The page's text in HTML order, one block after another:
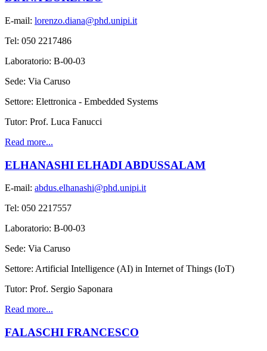
E-mail: lorenzo.diana@phd.unipi.it
Tel: 050 2217486
Laboratorio: B-00-03
Sede: Via Caruso
Settore: Elettronica - Embedded Systems
Tutor: Prof. Luca Fanucci
Read more...
ELHANASHI ELHADI ABDUSSALAM
E-mail: abdus.elhanashi@phd.unipi.it
Tel: 050 2217557
Laboratorio: B-00-03
Sede: Via Caruso
Settore: Artificial Intelligence (AI) in Internet of Things (IoT)
Tutor: Prof. Sergio Saponara
Read more...
FALASCHI FRANCESCO